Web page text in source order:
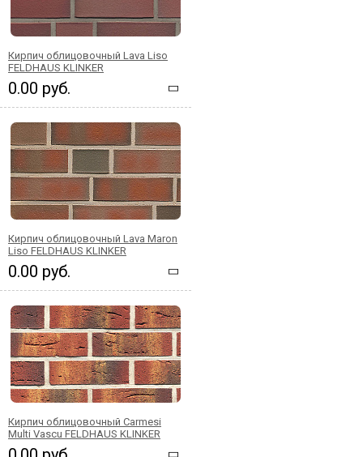
Кирпич облицовочный Lava Liso
FELDHAUS KLINKER
0.00 руб.
Кирпич облицовочный Lava Maron
Liso FELDHAUS KLINKER
0.00 руб.
Кирпич облицовочный Carmesi
Multi Vascu FELDHAUS KLINKER